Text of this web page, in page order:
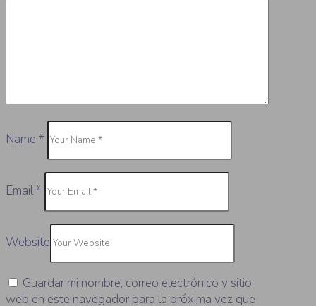
Name *
Email*
Website
Guardar mi nombre, correo electrónico y sitio
web en este navegador para la próxima vez que